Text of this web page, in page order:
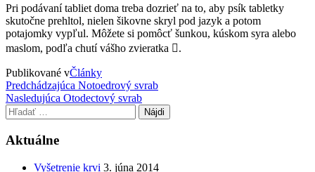
Pri podávaní tabliet doma treba dozrieť na to, aby psík tabletky
skutočne prehltol, nielen šikovne skryl pod jazyk a potom
potajomky vypľul. Môžete si pomôcť šunkou, kúskom syra alebo
maslom, podľa chutí vášho zvieratka .
Publikované vČlánky
Navigácia
v
Predchádzajúci
príspevok
Predchádzajúca Notoedrový svrab
Nasledujúci
príspevok
Nasledujúca Otodectový svrab
Hľadať:
Aktuálne
Vyšetrenie krvi 3. júna 2014